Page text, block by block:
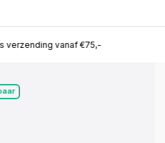
verzending vanaf €75,-